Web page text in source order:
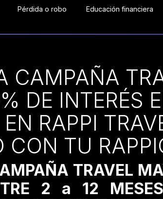
Pérdida o robo Educación financiera
CAMPAÑA
DE INTERÉS
RAPPI
CON TU
TRAVEL
2 a 12